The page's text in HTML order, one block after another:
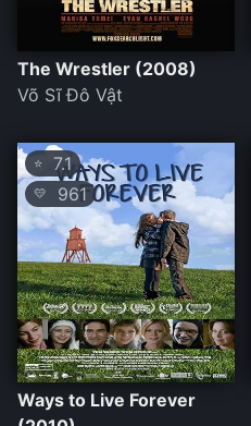
The Wrestler (2008)
Võ Sĩ Đô Vật
⭐ 7.1
💛 961
Ways to Live Forever